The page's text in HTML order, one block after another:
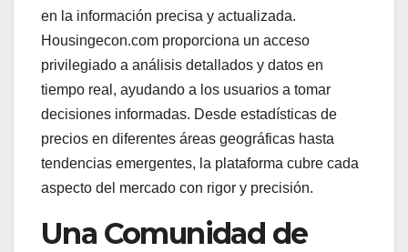
en la información precisa y actualizada.
Housingecon.com proporciona un acceso
privilegiado a análisis detallados y datos en
tiempo real, ayudando a los usuarios a tomar
decisiones informadas. Desde estadísticas de
precios en diferentes áreas geográficas hasta
tendencias emergentes, la plataforma cubre cada
aspecto del mercado con rigor y precisión.
Una Comunidad de